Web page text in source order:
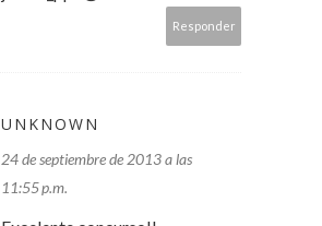
Responder
UNKNOWN
24 de septiembre de 2013 a las
11:55 p.m.